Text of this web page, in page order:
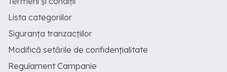
Lista categoriilor
Siguranța tranzacțiilor
Modifică setările de confidențialitate
Regulament Campanie